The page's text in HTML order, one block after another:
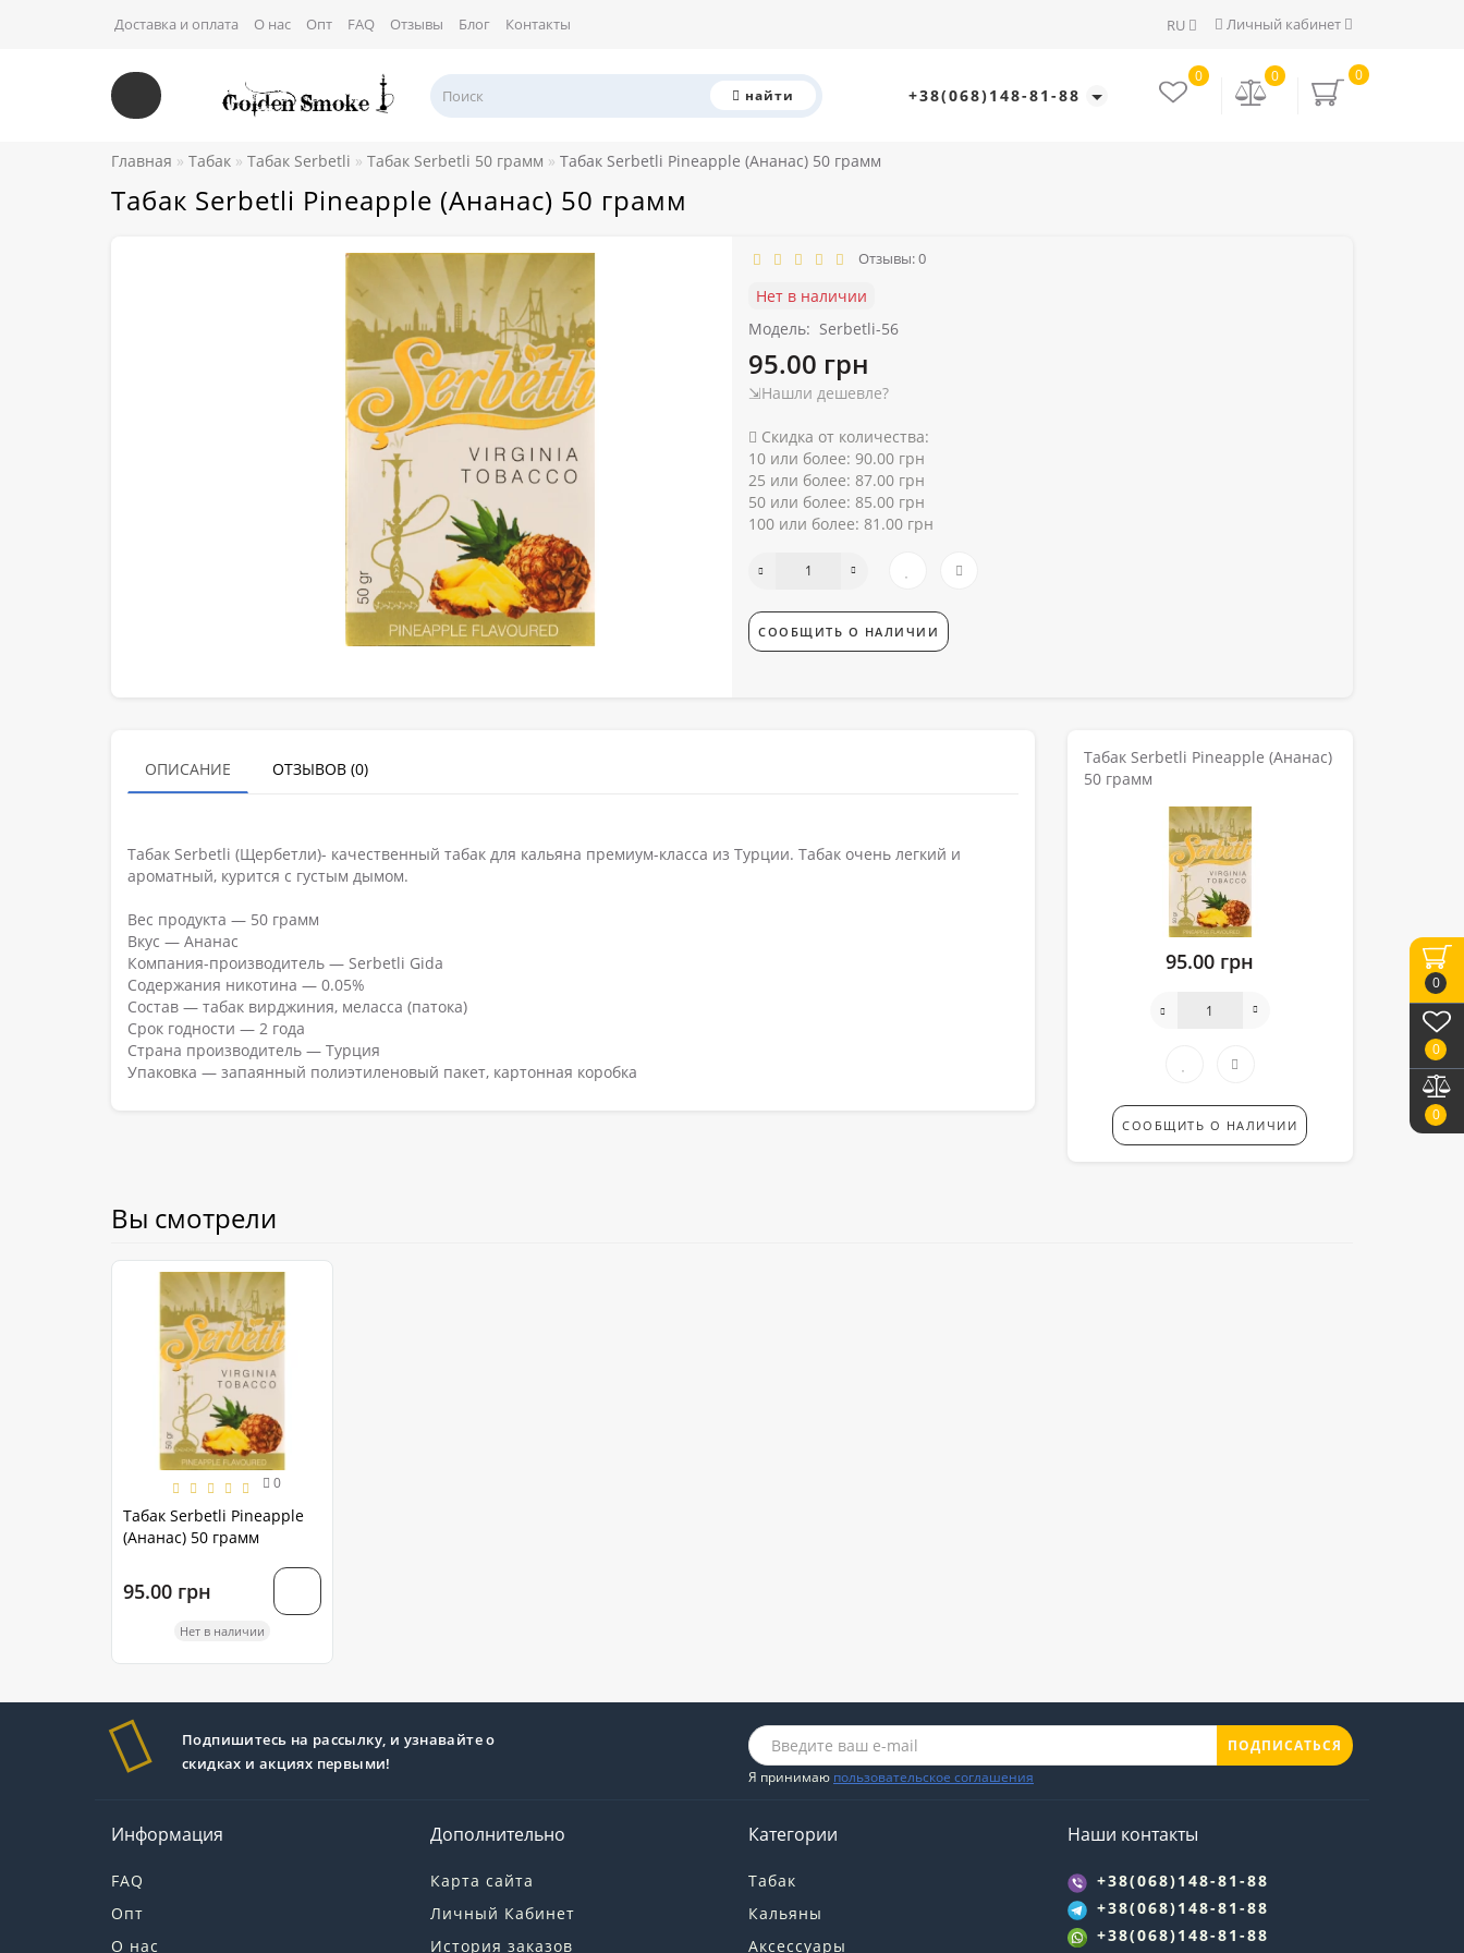
0
0
0
Личный кабинет
RU
Доставка и оплата О нас Опт FAQ Отзывы Блог Контакты
найти +38(068)148-81-88
0
0
0
Главная Табак Табак Serbetli Табак Serbetli 50 грамм Табак Serbetli Pineapple (Ананас) 50 грамм
Табак Serbetli Pineapple (Ананас) 50 грамм
Отзывы: 0
Нет в наличии
Модель: Serbetli-56
95.00 грн
⇲Нашли дешевле?
Скидка от количества:
10 или более: 90.00 грн
25 или более: 87.00 грн
50 или более: 85.00 грн
100 или более: 81.00 грн
СООБЩИТЬ О НАЛИЧИИ
ОПИСАНИЕ ОТЗЫВОВ (0)
Табак Serbetli (Щербетли)- качественный табак для кальяна премиум-класса из Турции. Табак очень легкий и
ароматный, курится с густым дымом.
Вес продукта — 50 грамм
Вкус — Ананас
Компания-производитель — Serbetli Gida
Содержания никотина — 0.05%
Состав — табак вирджиния, меласса (патока)
Срок годности — 2 года
Страна производитель — Турция
Упаковка — запаянный полиэтиленовый пакет, картонная коробка
Табак Serbetli Pineapple (Ананас)
50 грамм
95.00 грн
СООБЩИТЬ О НАЛИЧИИ
Вы смотрели
0
Табак Serbetli Pineapple
(Ананас) 50 грамм
95.00 грн
Нет в наличии
Подпишитесь на рассылку, и узнавайте о
скидках и акциях первыми!
ПОДПИСАТЬСЯ
Я принимаю пользовательское соглашения
Информация
FAQ
Опт
О нас
Дополнительно
Карта сайта
Личный Кабинет
История заказов
Категории
Табак
Кальяны
Аксессуары
Наши контакты
+38(068)148-81-88
+38(068)148-81-88
+38(068)148-81-88